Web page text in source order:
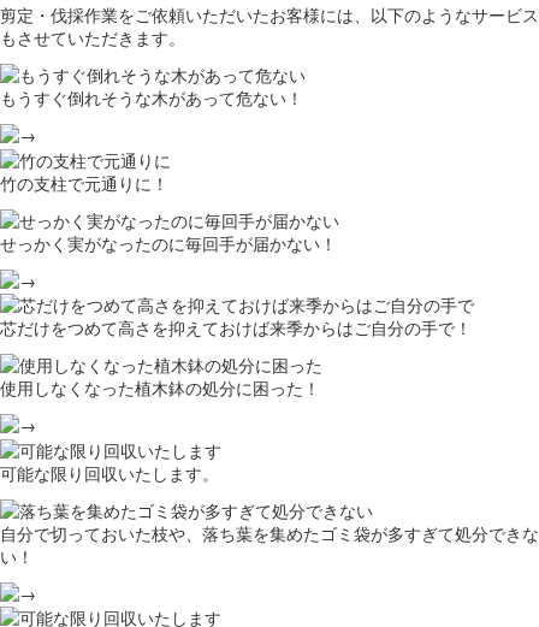
剪定・伐採作業をご依頼いただいたお客様には、以下のようなサービス
もさせていただきます。
もうすぐ倒れそうな木があって危ない！
竹の支柱で元通りに！
せっかく実がなったのに毎回手が届かない！
芯だけをつめて高さを抑えておけば来季からはご自分の手で！
使用しなくなった植木鉢の処分に困った！
可能な限り回収いたします。
自分で切っておいた枝や、落ち葉を集めたゴミ袋が多すぎて処分できな
い！